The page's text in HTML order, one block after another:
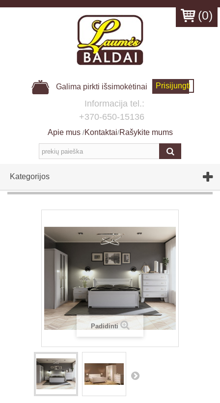
Galima pirkti išsimokėtinai Prisijungti
Informacija tel.:
+370-650-15136
Apie mus /Kontaktai/Rašykite mums
Kategorijos
(0)
Padidinti